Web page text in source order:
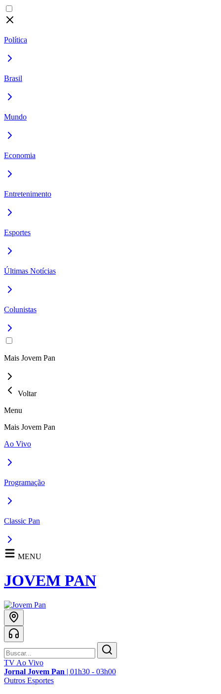
Política
Brasil
Mundo
Economia
Entretenimento
Esportes
Últimas Notícias
Colunistas
Mais Jovem Pan
Voltar
Menu
Mais Jovem Pan
Ao Vivo
Programação
Classic Pan
MENU
JOVEM PAN
TV Ao Vivo
Jornal Jovem Pan | 01h30 - 03h00
Outros Esportes